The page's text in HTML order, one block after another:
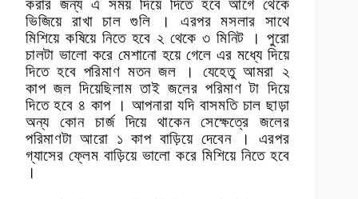
করার জন্য এ সময় দিয়ে দিতে হবে আগে থেকে
ভিজিয়ে রাখা চাল গুলি । এরপর মসলার সাথে
মিশিয়ে কষিয়ে নিতে হবে ২ থেকে ৩ মিনিট । পুরো
চালটা ভালো করে মেশানো হয়ে গেলে এর মধ্যে দিয়ে
দিতে হবে পরিমাণ মতন জল । যেহেতু আমরা ২
কাপ জল দিয়েছিলাম তাই জলের পরিমাণ টা দিয়ে
দিতে হবে ৪ কাপ । আপনারা যদি বাসমতি চাল ছাড়া
অন্য কোন চার্জ দিয়ে থাকেন সেক্ষেত্রে জলের
পরিমাণটা আরো ১ কাপ বাড়িয়ে দেবেন । এরপর
গ্যাসের ফ্লেম বাড়িয়ে ভালো করে মিশিয়ে নিতে হবে
।